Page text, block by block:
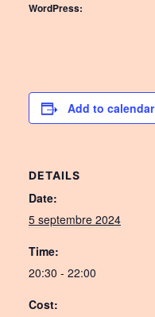
WordPress:
Add to calendar
DETAILS
Date:
5 septembre 2024
Time:
20:30 - 22:00
Cost: